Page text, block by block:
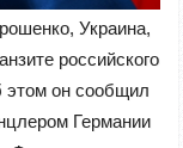
Украина,
российского
этом он сообщил
Германии